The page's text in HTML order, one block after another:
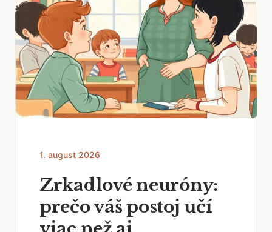
1. august 2026
Zrkadlové neuróny:
prečo váš postoj učí